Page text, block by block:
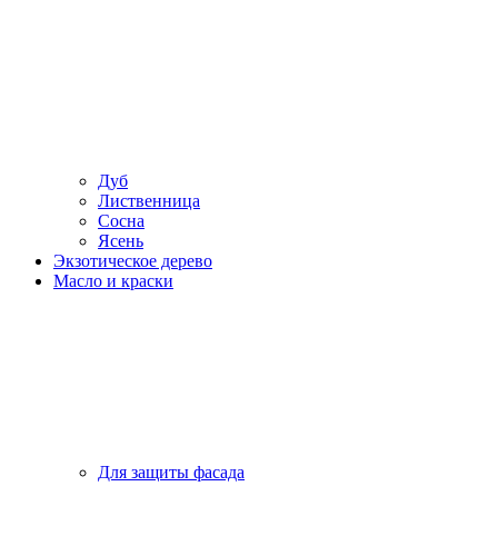
Дуб
Лиственница
Сосна
Ясень
Экзотическое дерево
Масло и краски
Для защиты фасада